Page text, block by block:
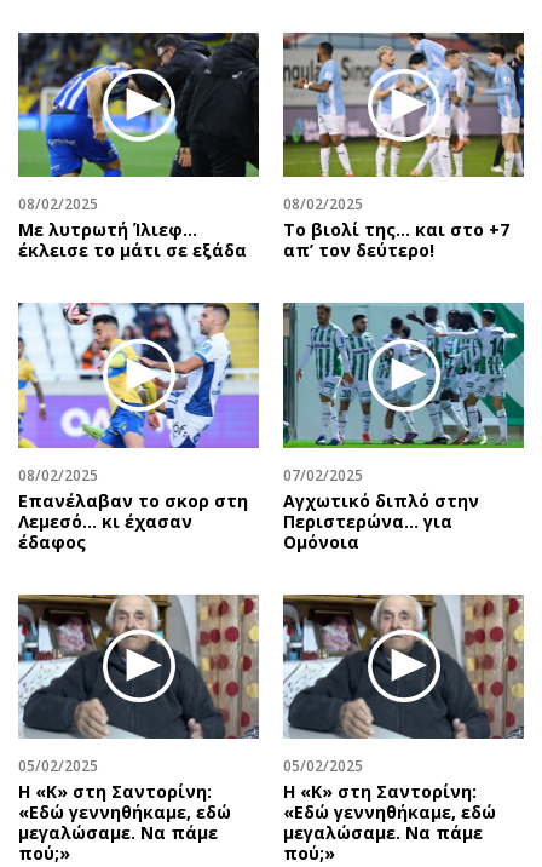
08/02/2025
Με λυτρωτή Ίλιεφ…
έκλεισε το μάτι σε εξάδα
08/02/2025
Το βιολί της… και στο +7
απ’ τον δεύτερο!
08/02/2025
Επανέλαβαν το σκορ στη
Λεμεσό… κι έχασαν
έδαφος
07/02/2025
Αγχωτικό διπλό στην
Περιστερώνα… για
Ομόνοια
05/02/2025
Η «Κ» στη Σαντορίνη:
«Εδώ γεννηθήκαμε, εδώ
μεγαλώσαμε. Να πάμε
πού;»
05/02/2025
Η «Κ» στη Σαντορίνη:
«Εδώ γεννηθήκαμε, εδώ
μεγαλώσαμε. Να πάμε
πού;»